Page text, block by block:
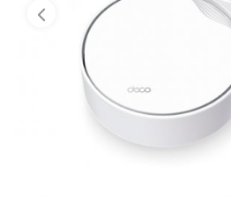
Избранное